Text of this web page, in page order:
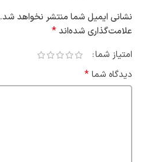
نشانی ایمیل شما منتشر نخواهد شد.
علامت‌گذاری شده‌اند*
امتیاز شما
دیدگاه شما *